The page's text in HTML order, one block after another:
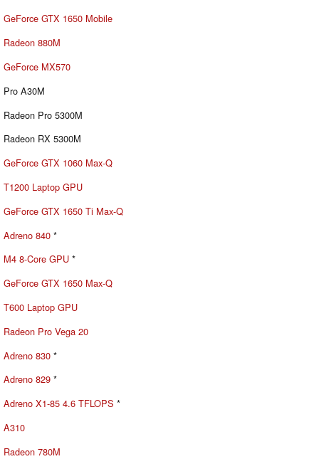
GeForce GTX 1650 Mobile
Radeon 880M
GeForce MX570
Pro A30M
Radeon Pro 5300M
Radeon RX 5300M
GeForce GTX 1060 Max-Q
T1200 Laptop GPU
GeForce GTX 1650 Ti Max-Q
Adreno 840 *
M4 8-Core GPU *
GeForce GTX 1650 Max-Q
T600 Laptop GPU
Radeon Pro Vega 20
Adreno 830 *
Adreno 829 *
Adreno X1-85 4.6 TFLOPS *
A310
Radeon 780M